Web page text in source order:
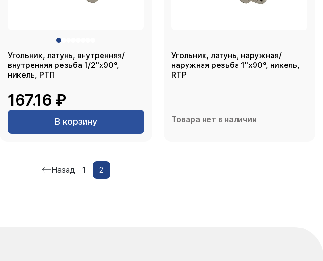
Угольник, латунь, внутренняя/
внутренняя резьба 1/2"х90°,
никель, РТП
167.16 ₽
В корзину
Угольник, латунь, наружная/
наружная резьба 1"х90°, никель,
RTP
Товара нет в наличии
Назад 1 2